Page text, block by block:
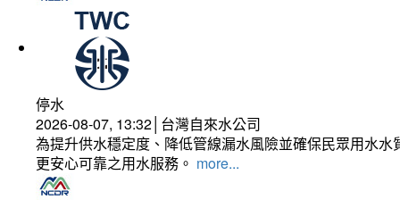
停水
2026-08-07, 13:32│台灣自來水公司
為提升供水穩定度、降低管線漏水風險並確保民眾用水
更安心可靠之用水服務。 more...